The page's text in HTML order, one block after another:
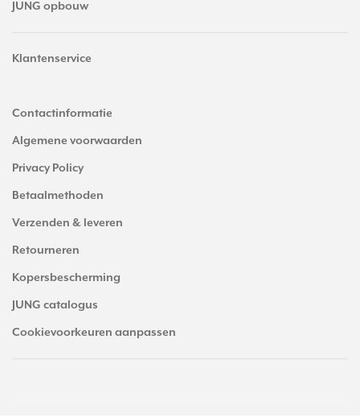
JUNG opbouw
Klantenservice
Contactinformatie
Algemene voorwaarden
Privacy Policy
Betaalmethoden
Verzenden & leveren
Retourneren
Kopersbescherming
JUNG catalogus
Cookievoorkeuren aanpassen